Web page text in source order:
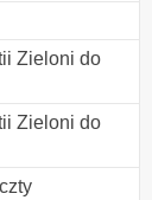
Zieloni do
Zieloni do